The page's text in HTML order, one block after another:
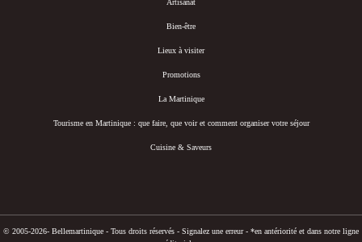
Artisanat
Bien-être
Lieux à visiter
Promotions
La Martinique
Tourisme en Martinique : que faire, que voir et comment organiser votre séjour
Cuisine & Saveurs
© 2005-2026- Bellemartinique - Tous droits réservés - Signalez une erreur - *en antériorité et dans notre ligne